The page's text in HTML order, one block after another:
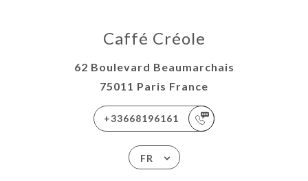
Caffé Créole
62 Boulevard Beaumarchais
75011 Paris France
+33668196161
FR